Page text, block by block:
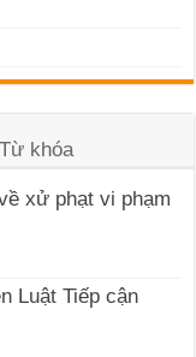
Từ khóa
xử phạt vi phạm
Luật Tiếp cận